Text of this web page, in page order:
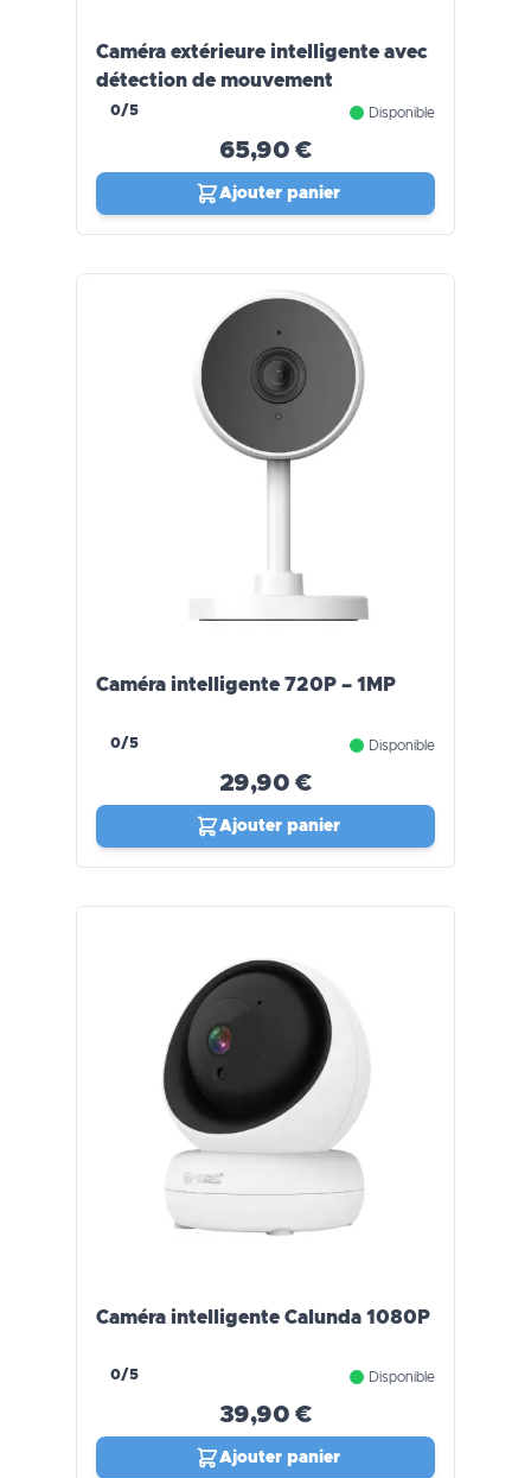
Caméra extérieure intelligente avec
détection de mouvement
0/5 Disponible
65,90 €
Ajouter panier
Caméra intelligente 720P – 1MP
0/5 Disponible
29,90 €
Ajouter panier
Caméra intelligente Calunda 1080P
0/5 Disponible
39,90 €
Ajouter panier